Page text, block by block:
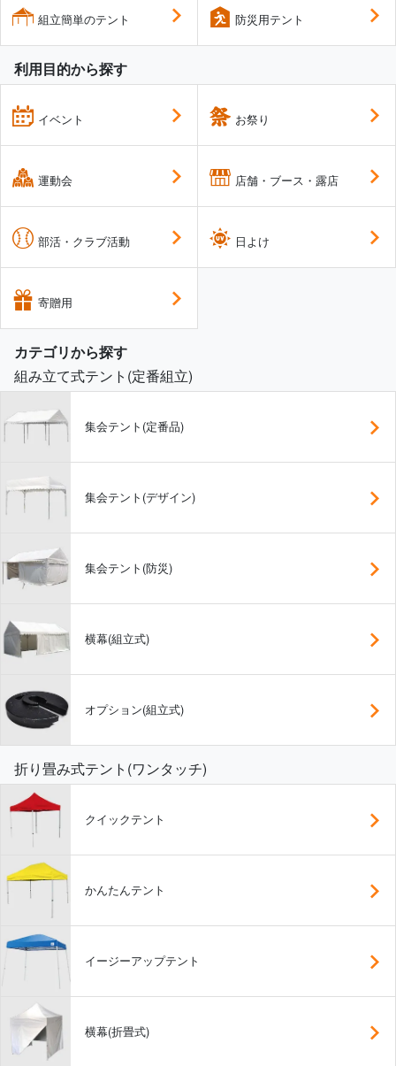
組立簡単のテント 防災用テント
利用目的から探す
イベント
運動会
部活・クラブ活動
寄贈用
お祭り
店舗・ブース・露店
日よけ
カテゴリから探す
組み立て式テント(定番組立)
集会テント(定番品)
集会テント(デザイン)
集会テント(防災)
横幕(組立式)
オプション(組立式)
折り畳み式テント(ワンタッチ)
クイックテント
かんたんテント
イージーアップテント
横幕(折畳式)